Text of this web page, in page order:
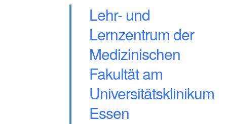
Lehr- und
Lernzentrum der
Medizinischen
Fakultät am
Universitätsklinikum
Essen